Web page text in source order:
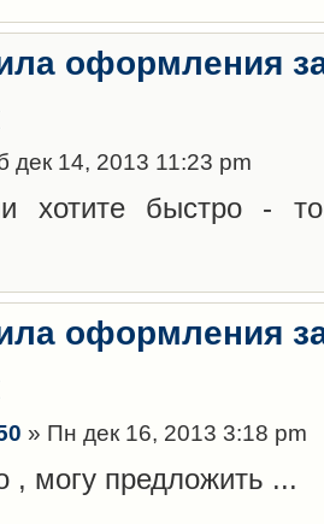
оформления
дек 14, 2013 11:23 pm
хотите быстро -
оформления
» Пн дек 16, 2013 3:18 pm
, могу предложить ...